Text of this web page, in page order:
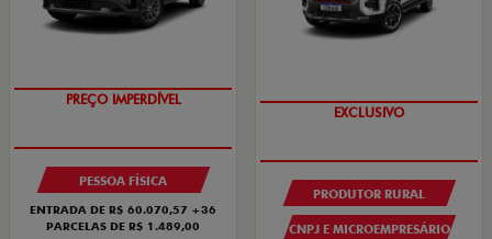
OPORTUNIDADE
PESSOA FÍSICA
ENTRADA DE R$ 60.070,57 +36
PARCELAS DE R$ 1.489,00
OPORTUNIDADE
PRODUTOR RURAL
CNPJ E MICROEMPRESÁRIO